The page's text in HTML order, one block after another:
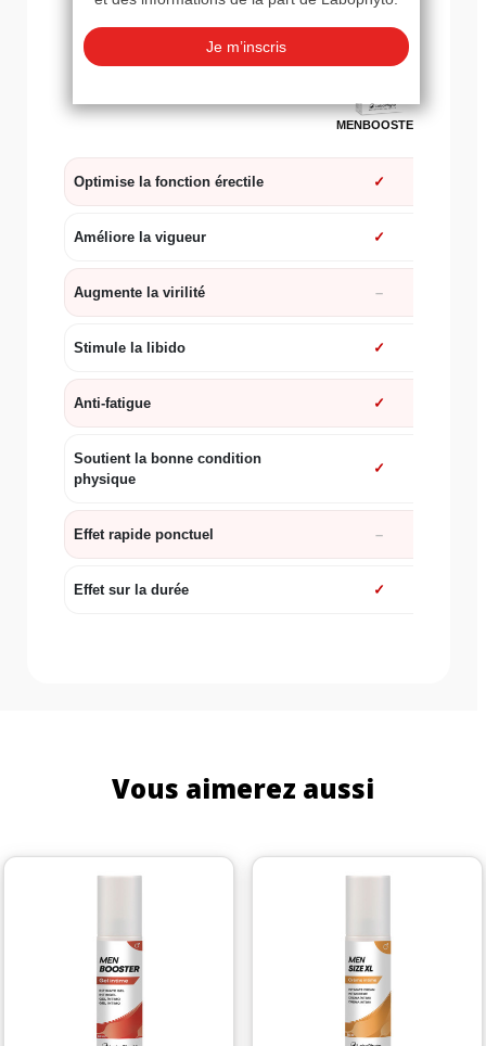
MENBOOSTER
Optimise la fonction érectile ✓
Améliore la vigueur ✓
Augmente la virilité
Stimule la libido ✓
Anti-fatigue ✓
Soutient la bonne condition
physique
✓
Effet rapide ponctuel
Effet sur la durée ✓
Vous aimerez aussi